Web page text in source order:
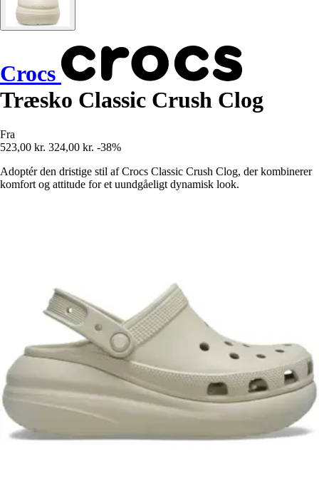
Crocs
Træsko Classic Crush Clog
Fra
523,00 kr. 324,00 kr. -38%
Adoptér den dristige stil af Crocs Classic Crush Clog, der kombinerer
komfort og attitude for et uundgåeligt dynamisk look.